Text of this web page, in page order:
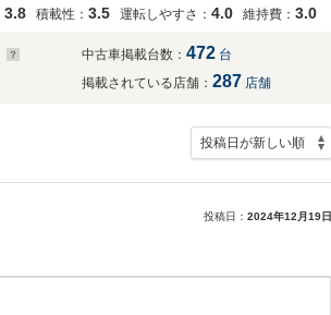
3.8 積載性： 3.5 運転しやすさ： 4.0 維持費： 3.0
中古車掲載台数： 472 台
掲載されている店舗： 287 店舗
投稿日： 2024年12月19日